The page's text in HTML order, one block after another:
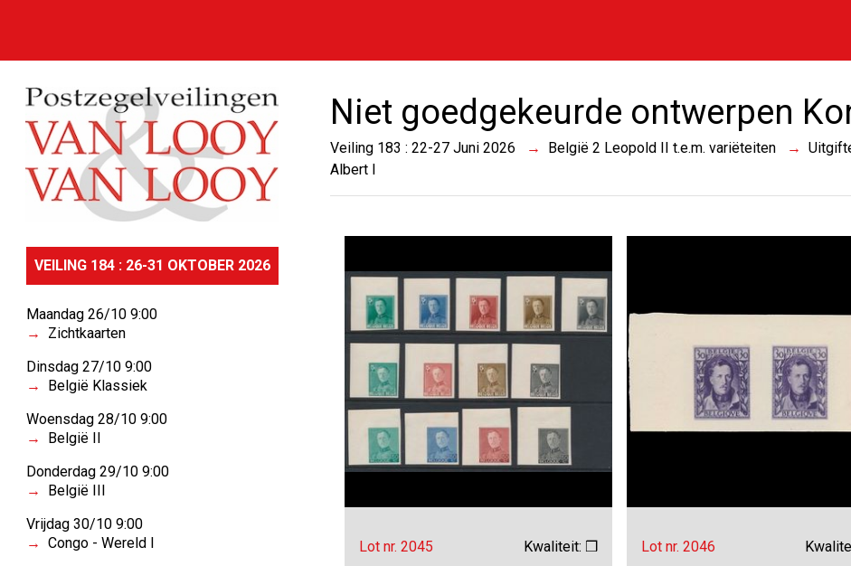
VEILING 184 : 26-31 OKTOBER 2026
Maandag 26/10 9:00
Zichtkaarten
Dinsdag 27/10 9:00
België Klassiek
Woensdag 28/10 9:00
België II
Donderdag 29/10 9:00
België III
Vrijdag 30/10 9:00
Congo - Wereld I
Niet goedgekeurde ontwerpen
Veiling 183 : 22-27 Juni 2026 België 2 Leopold II t.e.m. variëteiten
Albert I
Lot nr. 2045 Kwaliteit: ❒ Lot nr. 2046